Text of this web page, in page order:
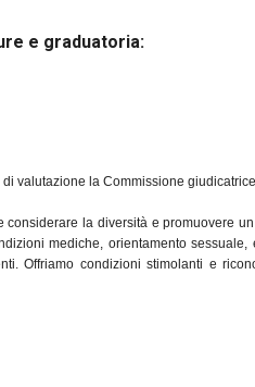
e graduatoria:
valutazione la Commissione
la diversità e promuovere
mediche, orientamento
condizioni stimolanti e